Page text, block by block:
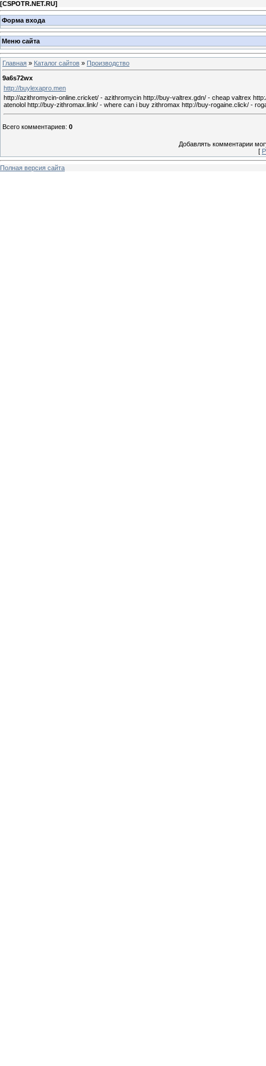
[CSPOTR.NET.RU]
Форма входа
Меню сайта
Главная » Каталог сайтов » Производство
9a6s72wx
http://buylexapro.men
http://azithromycin-online.cricket/ - azithromycin http://buy-valtrex.gdn/ - cheap valtrex
atenolol http://buy-zithromax.link/ - where can i buy zithromax http://buy-rogaine.click/ -
Всего комментариев: 0
Добавлять комментарии
[
Полная версия сайта